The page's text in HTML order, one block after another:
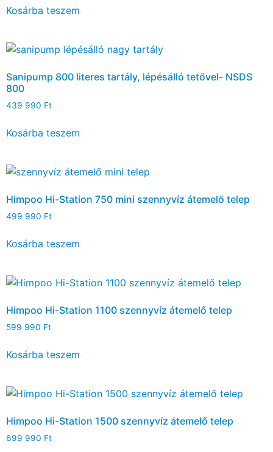
Kosárba teszem
Sanipump 800 literes tartály, lépésálló tetővel- NSDS
800
439 990 Ft
Kosárba teszem
Himpoo Hi-Station 750 mini szennyvíz átemelő telep
499 990 Ft
Kosárba teszem
Himpoo Hi-Station 1100 szennyvíz átemelő telep
599 990 Ft
Kosárba teszem
Himpoo Hi-Station 1500 szennyvíz átemelő telep
699 990 Ft